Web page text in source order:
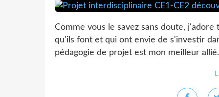
Comme vous le savez sans doute,
qu'ils font et qui ont envie de s'investir
pédagogie de projet est mon meilleur